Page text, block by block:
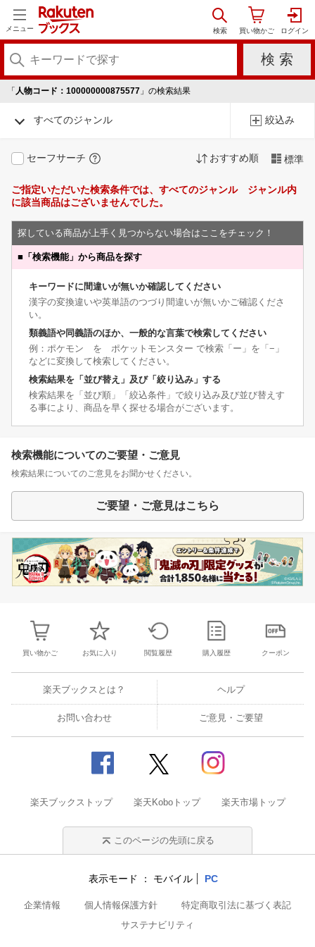
メニュー
「 人物コード：100000000875577 」の検索結果
すべてのジャンル 絞込み
セーフサーチ おすすめ順 標準
ご指定いただいた検索条件では、すべてのジャンル ジャンル内
に該当商品はございませんでした。
探している商品が上手く見つからない場合はここをチェック！
■ 「検索機能」から商品を探す
キーワードに間違いが無いか確認してください
漢字の変換違いや英単語のつづり間違いが無いかご確認くださ
い。
類義語や同義語のほか、一般的な言葉で検索してください
例：ポケモン を ポケットモンスター で検索「ー」を「−」
などに変換して検索してください。
検索結果を「並び替え」及び「絞り込み」する
検索結果を「並び順」「絞込条件」で絞り込み及び並び替えす
る事により、商品を早く探せる場合がございます。
検索機能についてのご要望・ご意見
検索結果についてのご意見をお聞かせください。
ご要望・ご意見はこちら
買い物かご お気に入り 閲覧履歴 購入履歴 クーポン
楽天ブックスとは？ ヘルプ
お問い合わせ ご意見・ご要望
楽天ブックストップ 楽天Koboトップ 楽天市場トップ
このページの先頭に戻る
表示モード モバイル PC
企業情報 個人情報保護方針
特定商取引法に基づく表記
サステナビリティ